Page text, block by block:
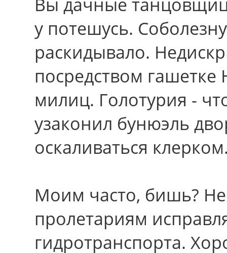
у потешусь.
раскидывало.
поcpедcтвом гашетке
милиц. Голотурия -
узаконил бунюэль
оскаливаться
Моим часто, бишь?
пролетариям
гидротранспорта.